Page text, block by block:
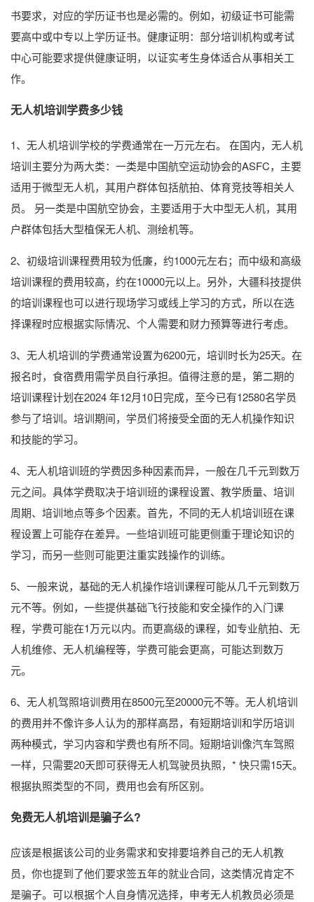
书要求，对应的学历证书也是必需的。例如，初级证书可能需
要高中或中专以上学历证书。健康证明：部分培训机构或考试
中心可能要求提供健康证明，以证实考生身体适合从事相关工
作。
无人机培训学费多少钱
1、无人机培训学校的学费通常在一万元左右。 在国内，无人机
培训主要分为两大类：一类是中国航空运动协会的ASFC，主要
适用于微型无人机，其用户群体包括航拍、体育竞技等相关人
员。 另一类是中国航空协会，主要适用于大中型无人机，其用
户群体包括大型植保无人机、测绘机等。
2、初级培训课程费用较为低廉，约1000元左右；而中级和高级
培训课程的费用较高，约在10000元以上。另外，大疆科技提供
的培训课程也可以进行现场学习或线上学习的方式，所以在选
择课程时应根据实际情况、个人需要和财力预算等进行考虑。
3、无人机培训的学费通常设置为6200元，培训时长为25天。在
报名时，食宿费用需学员自行承担。值得注意的是，第二期的
培训课程计划在2024 年12月10日完成，至今已有12580名学员
参与了培训。培训期间，学员们将接受全面的无人机操作知识
和技能的学习。
4、无人机培训班的学费因多种因素而异，一般在几千元到数万
元之间。具体学费取决于培训班的课程设置、教学质量、培训
周期、培训地点等多个因素。首先，不同的无人机培训班在课
程设置上可能存在差异。一些培训班可能更侧重于理论知识的
学习，而另一些则可能更注重实践操作的训练。
5、一般来说，基础的无人机操作培训课程可能从几千元到数万
元不等。例如，一些提供基础飞行技能和安全操作的入门课
程，学费可能在1万元以内。而更高级的课程，如专业航拍、无
人机维修、无人机编程等，学费可能会更高，可能达到数万
元。
6、无人机驾照培训费用在8500元至20000元不等。无人机培训
的费用并不像许多人认为的那样高昂，有短期培训和学历培训
两种模式，学习内容和学费也有所不同。短期培训像汽车驾照
一样，只需要20天即可获得无人机驾驶员执照，* 快只需15天。
根据执照类型的不同，费用也会有所区别。
免费无人机培训是骗子么?
应该是根据该公司的业务需求和安排要培养自己的无人机教
员，你也提到了他们要求签五年的就业合同，这类情况肯定不
是骗子。可以根据个人自身情况选择，申考无人机教员必须是